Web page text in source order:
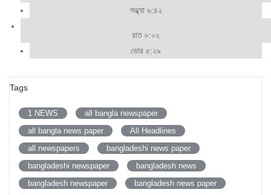
সন্ধ্যা ৬:৪২
রাত ৮:০২
ভোর ৫:২৯
Tags
1 NEWS
all bangla newspaper
all bangla news paper
All Headlines
all newspapers
bangladeshi news paper
bangladeshi newspaper
bangladesh news
bangladesh newspaper
bangladesh news paper